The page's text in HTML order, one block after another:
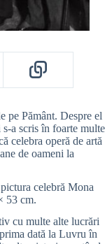
pe Pământ. Despre el
a scris în foarte multe
celebra operă de artă
de oameni la
celebră Mona
53 cm.
cu multe alte lucrări
dată la Luvru în